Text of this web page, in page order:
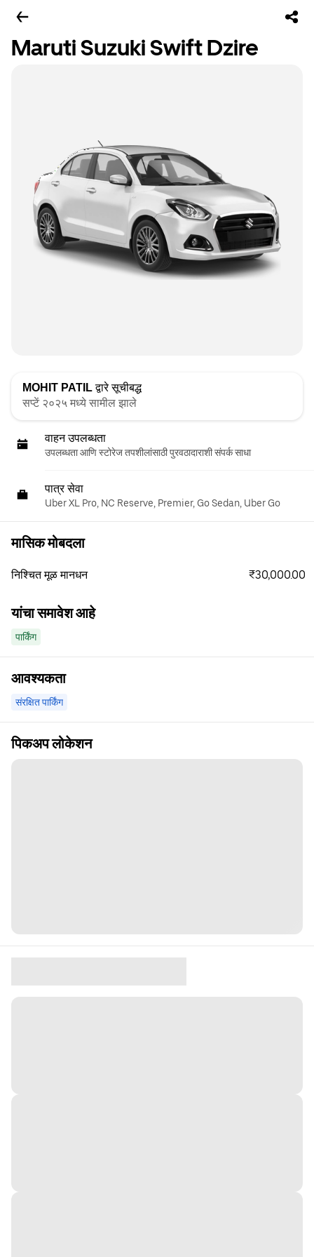
Maruti Suzuki Swift Dzire
MOHIT PATILद्वारे सूचीबद्ध
सप्टें २०२५ मध्ये सामील झाले
वाहन उपलब्धता
उपलब्धता आणि स्टोरेज तपशीलांसाठी पुरवठादाराशी संपर्क साधा
पात्र सेवा
Uber XL Pro, NC Reserve, Premier, Go Sedan, Uber Go
मासिक मोबदला
निश्चित मूळ मानधन ₹30,000.00
यांचा समावेश आहे
पार्किंग
आवश्यकता
संरक्षित पार्किंग
पिकअप लोकेशन